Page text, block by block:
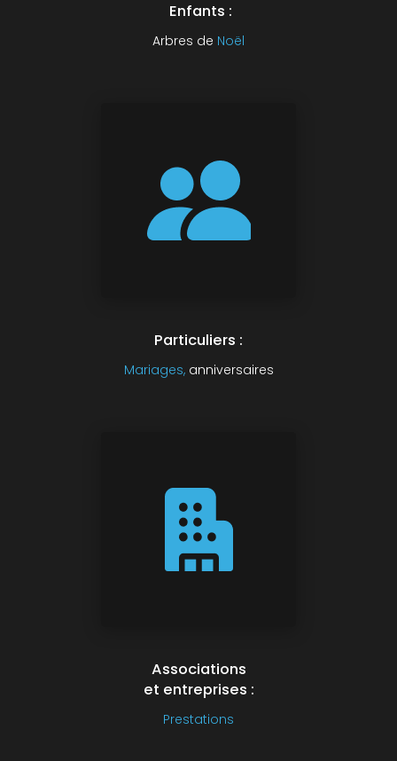
Enfants :
Arbres de Noël
Particuliers :
Mariages,anniversaires
Associations
et entreprises :
Prestations